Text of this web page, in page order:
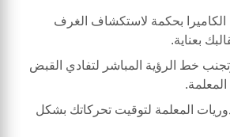
الكاميرا بحكمة لاستكشاف الغرف
بعناية.
خط الرؤية المباشر لتفادي القبض
المعلمة لتوقيت تحركاتك بشكل